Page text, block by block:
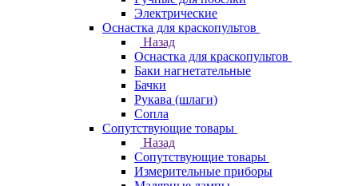
Электрические
Оснастка для краскопультов
Назад
Оснастка для краскопультов
Баки нагнетательные
Бачки
Рукава (шлаги)
Сопла
Сопутствующие товары
Назад
Сопутствующие товары
Измерительные приборы